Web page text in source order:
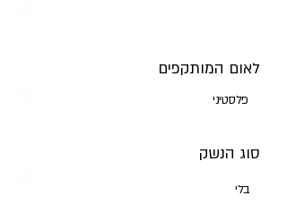
לאום המותקפים
פלסטיני
סוג הנשק
בלי